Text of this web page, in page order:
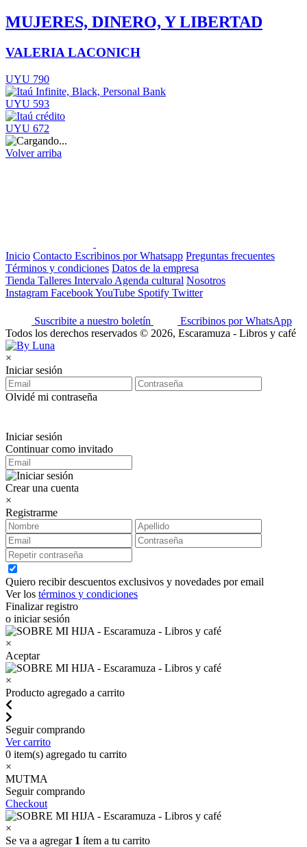
MUJERES, DINERO, Y LIBERTAD
VALERIA LACONICH
UYU 790
UYU 593
UYU 672
Volver arriba
Inicio Contacto Escribinos por Whatsapp Preguntas frecuentes
Términos y condiciones Datos de la empresa
Tienda Talleres Intervalo Agenda cultural Nosotros
Instagram FacebookYouTube Spotify Twitter
Suscribite a nuestro boletín
Escribinos por WhatsApp
Todos los derechos reservados © 2026, Escaramuza - Libros y café
×
Iniciar sesión
Olvidé mi contraseña
Iniciar sesión
Continuar como invitado
Crear una cuenta
×
Registrarme
Quiero recibir descuentos exclusivos y novedades por email
Ver los términos y condiciones
Finalizar registro
o iniciar sesión
×
Aceptar
×
Producto agregado a carrito
Seguir comprando
Ver carrito
0 item(s) agregado tu carrito
×
MUTMA
Seguir comprando
Checkout
×
Se va a agregar 1 ítem a tu carrito